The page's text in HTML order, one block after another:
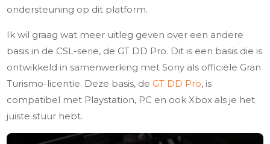
ondersteuning op dit platform.
Ik wil graag wat meer uitleg geven over een andere
basis in de CSL-serie, de GT DD Pro. Dit is een basis die is
ontwikkeld in samenwerking met Sony als officiële Gran
Turismo-licentie. Deze basis, de GT DD Pro, is
compatibel met Playstation, PC en ook Xbox als je het
juiste stuur hebt.